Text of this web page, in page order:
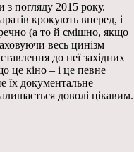
з погляду 2015 року.
крокують вперед, і
(а то й смішно, якщо
весь цинізм
до неї західних
це кіно – і це певне
їх документальне
доволі цікавим.